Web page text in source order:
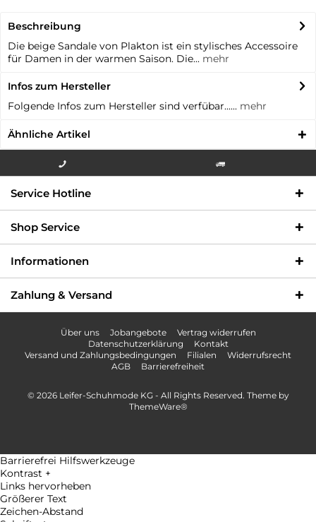
Beschreibung
Die beige Sandale von Plakton ist ein stylisches Accessoire
für Damen in der warmen Saison. Die... mehr
Infos zum Hersteller
Folgende Infos zum Hersteller sind verfübar...... mehr
Ähnliche Artikel
000
Service Hotline
Shop Service
Informationen
Zahlung & Versand
Über uns Jobangebote
Vertrag widerrufen
Datenschutzerklärung
Kontakt
Versand und Zahlungsbedingungen
Filialen
Widerrufsrecht
AGB
Barrierefreiheit
© 2026 Leifer-Schuhmode KG - All Rights Reserved. Theme by
ThemeWare®
Barrierefrei Hilfswerkzeuge
Kontrast +
Links hervorheben
Größerer Text
Zeichen-Abstand